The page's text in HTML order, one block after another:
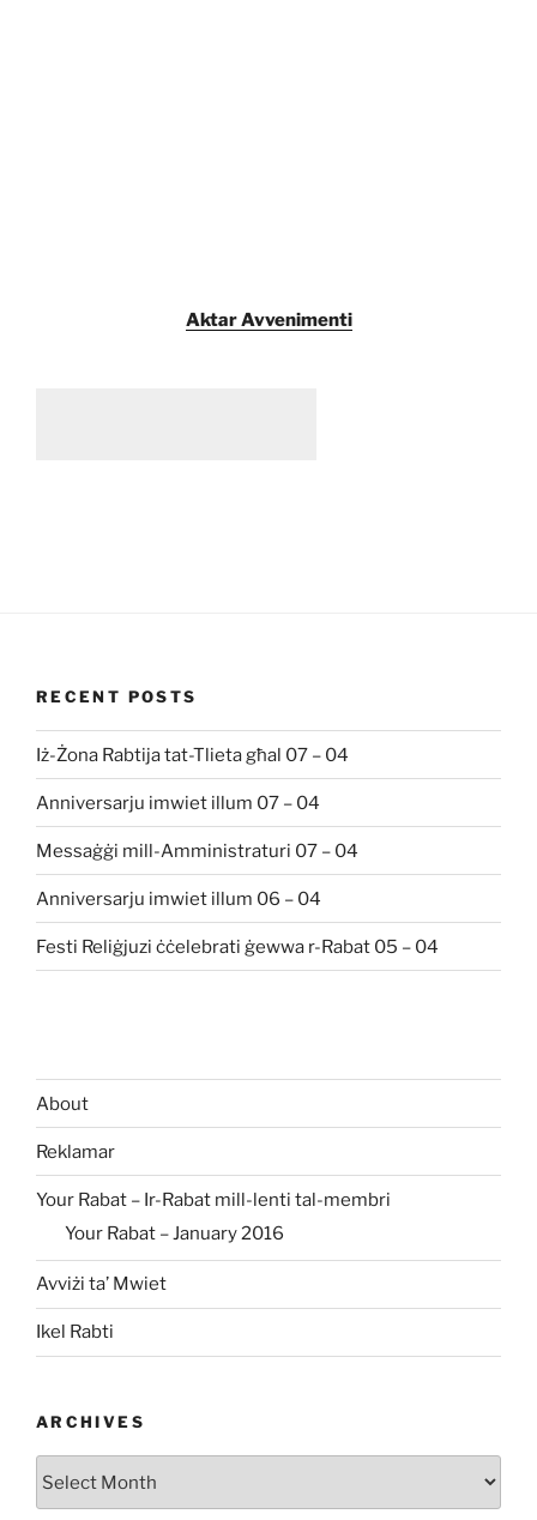
Aktar Avvenimenti
RECENT POSTS
Iż-Żona Rabtija tat-Tlieta għal 07 – 04
Anniversarju imwiet illum 07 – 04
Messaġġi mill-Amministraturi 07 – 04
Anniversarju imwiet illum 06 – 04
Festi Reliġjuzi ċċelebrati ġewwa r-Rabat 05 – 04
About
Reklamar
Your Rabat – Ir-Rabat mill-lenti tal-membri
Your Rabat – January 2016
Avviżi ta’ Mwiet
Ikel Rabti
ARCHIVES